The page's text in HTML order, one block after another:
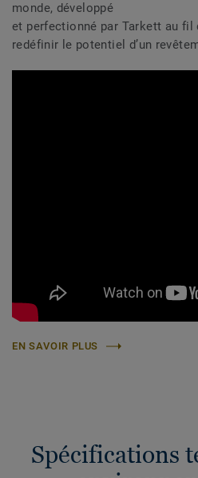
monde, développé
et perfectionné par Tarkett au fil
redéfinir le potentiel d’un
EN SAVOIR PLUS
Spécifications